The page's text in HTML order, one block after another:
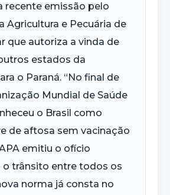
recente emissão pelo
Agricultura e Pecuária de
que autoriza a vinda de
estados da
o Paraná. “No final de
Mundial de Saúde
o Brasil como
de aftosa sem vacinação
emitiu o ofício
o trânsito entre todos os
norma já consta no